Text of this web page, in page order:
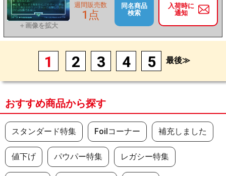
入荷時に
通知
週間販売数
1点
同名商品
検索
1 2 3 4 5 最後≫
おすすめ商品から探す
スタンダード特集 Foilコーナー 補充しました
値下げ パウパー特集 レガシー特集